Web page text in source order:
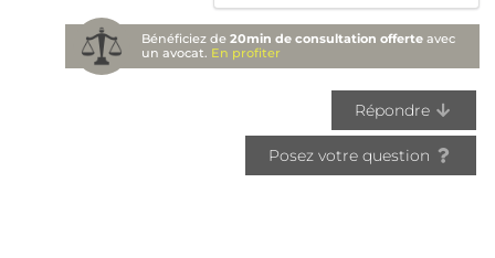
Bénéficiez de20min de consultation offerte avec
un avocat. En profiter
Répondre
Posez votre question